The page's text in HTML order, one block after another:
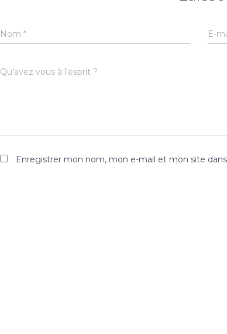
Nom * E-
Qu’avez vous à l’esprit ?
Enregistrer mon nom, mon e-mail et mon site